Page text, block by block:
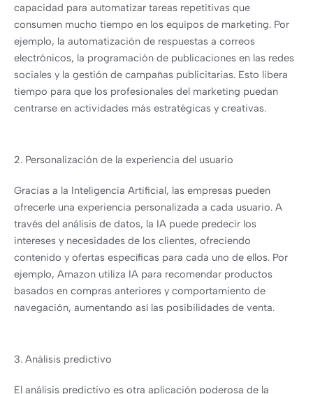
capacidad para automatizar tareas repetitivas que
consumen mucho tiempo en los equipos de marketing. Por
ejemplo, la automatización de respuestas a correos
electrónicos, la programación de publicaciones en las redes
sociales y la gestión de campañas publicitarias. Esto libera
tiempo para que los profesionales del marketing puedan
centrarse en actividades más estratégicas y creativas.
2. Personalización de la experiencia del usuario
Gracias a la Inteligencia Artificial, las empresas pueden
ofrecerle una experiencia personalizada a cada usuario. A
través del análisis de datos, la IA puede predecir los
intereses y necesidades de los clientes, ofreciendo
contenido y ofertas específicas para cada uno de ellos. Por
ejemplo, Amazon utiliza IA para recomendar productos
basados en compras anteriores y comportamiento de
navegación, aumentando así las posibilidades de venta.
3. Análisis predictivo
El análisis predictivo es otra aplicación poderosa de la